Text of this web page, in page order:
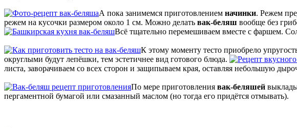
А пока занимемся приготовлением начинки. Режем
режем на кусочки размером около 1 см. Можно делать вак-беляш вообще без
Всё тщательно перемешиваем вместе с фаршем.
К этому моменту тесто приобрело
округлыми будут лепёшки, тем эстетичнее вид готового блюда.
листа, заворачиваем со всех сторон и защипываем края, оставляя небольшую
По мере приготовления вак-беляшей
пергаментной бумагой или смазанный маслом (но тогда его придётся отмывать).